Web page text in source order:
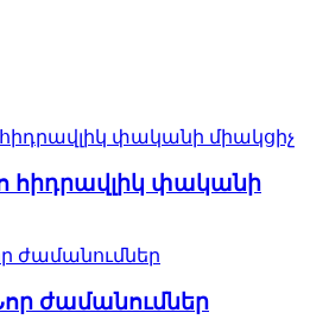
հիդրավլիկ փականի
ժամանումներ